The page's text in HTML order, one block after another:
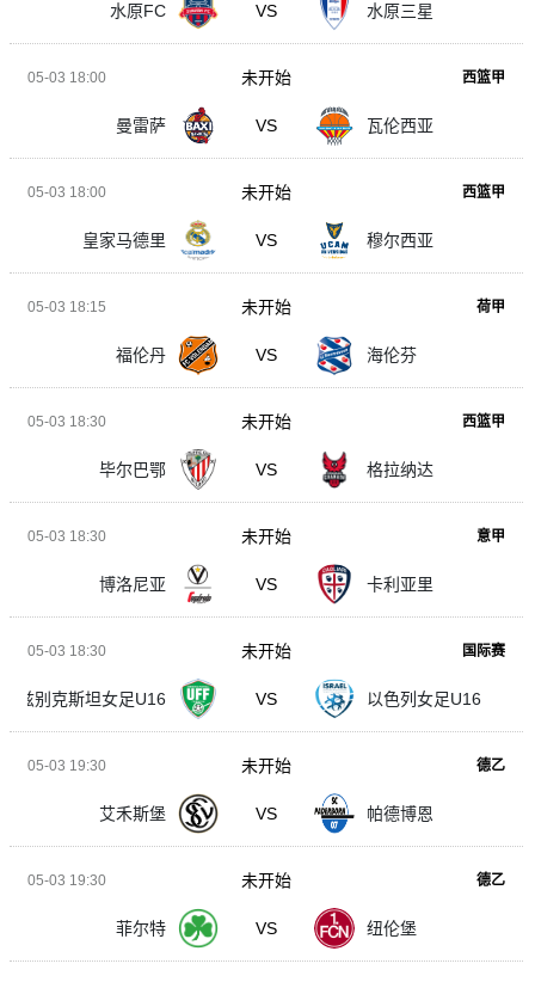
水原FC VS 水原三星
05-03 18:00 西篮甲
曼雷萨 VS 瓦伦西亚
未开始
05-03 18:00 西篮甲
皇家马德里 VS 穆尔西亚
未开始
05-03 18:15 荷甲
福伦丹 VS 海伦芬
未开始
05-03 18:30 西篮甲
毕尔巴鄂 VS 格拉纳达
未开始
05-03 18:30 意甲
博洛尼亚 VS 卡利亚里
未开始
05-03 18:30 国际赛
乌兹别克斯坦女足U16 VS 以色列女足U16
未开始
05-03 19:30 德乙
艾禾斯堡 VS 帕德博恩
未开始
05-03 19:30 德乙
菲尔特 VS 纽伦堡
未开始